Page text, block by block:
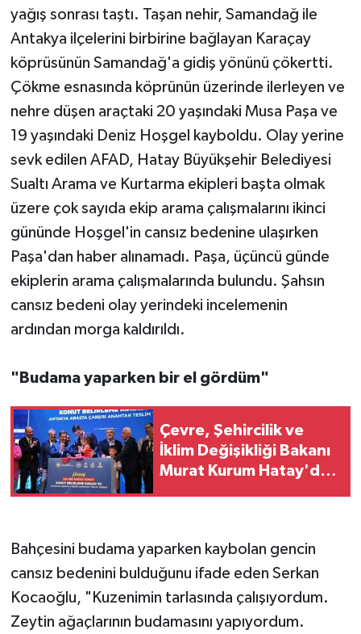
yağış sonrası taştı. Taşan nehir, Samandağ ile
Antakya ilçelerini birbirine bağlayan Karaçay
köprüsünün Samandağ'a gidiş yönünü çökertti.
Çökme esnasında köprünün üzerinde ilerleyen ve
nehre düşen araçtaki 20 yaşındaki Musa Paşa ve
19 yaşındaki Deniz Hoşgel kayboldu. Olay yerine
sevk edilen AFAD, Hatay Büyükşehir Belediyesi
Sualtı Arama ve Kurtarma ekipleri başta olmak
üzere çok sayıda ekip arama çalışmalarını ikinci
gününde Hoşgel'in cansız bedenine ulaşırken
Paşa'dan haber alınamadı. Paşa, üçüncü günde
ekiplerin arama çalışmalarında bulundu. Şahsın
cansız bedeni olay yerindeki incelemenin
ardından morga kaldırıldı.
"Budama yaparken bir el gördüm"
Çevre, Şehircilik ve
İklim Değişikliği Bakanı
Murat Kurum Hatay'da
Bahçesini budama yaparken kaybolan gencin
cansız bedenini bulduğunu ifade eden Serkan
Kocaoğlu, "Kuzenimin tarlasında çalışıyordum.
Zeytin ağaçlarının budamasını yapıyordum.